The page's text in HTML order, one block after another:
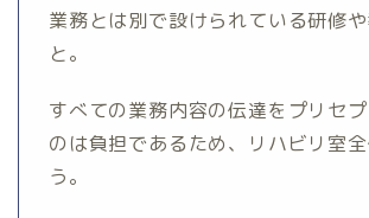
業務とは別で設けられている研修
と。
すべての業務内容の伝達をプリセ
のは負担であるため、リハビリ室
う。